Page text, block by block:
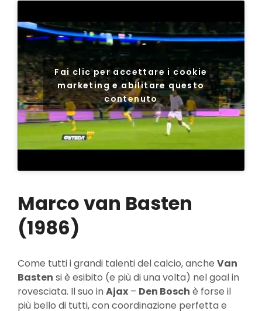
Fai clic per accettare i cookie
marketing e abilitare questo
contenuto
Marco van Basten
(1986)
Come tutti i grandi talenti del calcio, anche Van
Basten si è esibito (e più di una volta) nel goal in
rovesciata. Il suo inAjax – Den Bosch è forse il
più bello di tutti, con coordinazione perfetta e